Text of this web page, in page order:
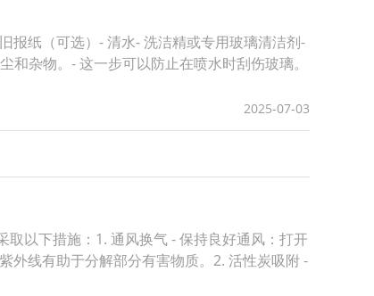
报纸（可选）- 清水- 洗洁精或专用玻璃清洁剂-
杂物。- 这一步可以防止在喷水时刮伤玻璃。
2025-07-03
以下措施：1. 通风换气 - 保持良好通风：打开
外线有助于分解部分有害物质。2. 活性炭吸附 -